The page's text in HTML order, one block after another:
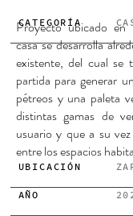
CATEGORÍA
Proyecto ubicado en
casa se desarrolla
existente, del cual
partida para generar
pétreos y una paleta
distintas gamas de
usuario y que a su
entre los espacios
UBICACIÓN
AÑO